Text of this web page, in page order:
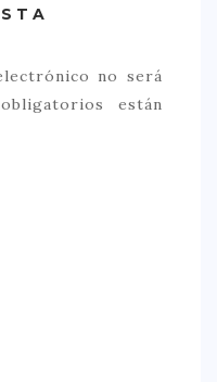
no será
están